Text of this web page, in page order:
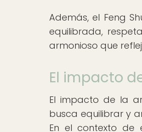
Además, el Feng
equilibrada,
armonioso que
El impacto
El impacto de la
busca equilibrar y
En el contexto de